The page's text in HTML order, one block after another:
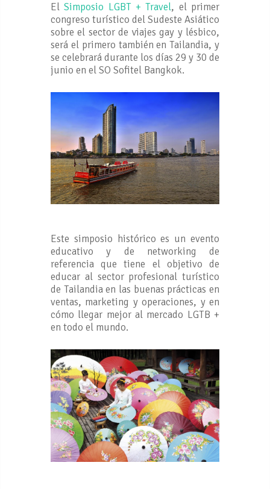
ElSimposio LGBT + Travel, el primer
congreso turístico del Sudeste Asiático
sobre el sector de viajes gay y lésbico,
será el primero también en Tailandia, y
se celebrará durante los días 29 y 30 de
junio en el SO Sofitel Bangkok.
Este simposio histórico es un evento
educativo y de networking de
referencia que tiene el objetivo de
educar al sector profesional turístico
de Tailandia en las buenas prácticas en
ventas, marketing y operaciones, y en
cómo llegar mejor al mercado LGTB +
en todo el mundo.